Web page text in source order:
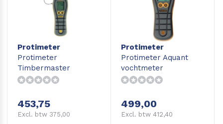
Protimeter
Protimeter
Timbermaster
vochtmeter hout
453,75
Excl. btw 375,00
Protimeter
Protimeter Aquant
vochtmeter
499,00
Excl. btw 412,40